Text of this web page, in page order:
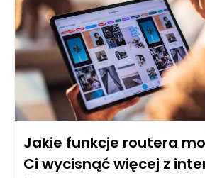
oraz stabilnym łączem. Dzięki internetowi
Rzeszów, mieszkańcy mogą nie tylko
gamą dostępnych treści
korzystać z nich w sposób, który wcześniej
nieosiągalny.
Jakie funkcje routera
Ci wycisnąć więcej z